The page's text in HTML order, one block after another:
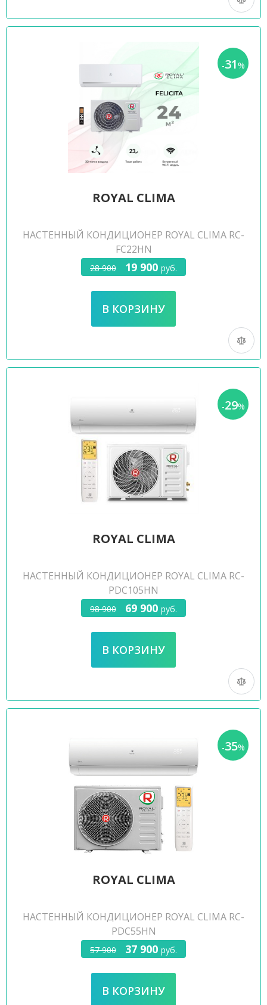
-31%
ROYAL CLIMA
НАСТЕННЫЙ КОНДИЦИОНЕР ROYAL CLIMA RC-
FC22HN
28 900 19 900 руб.
-29%
ROYAL CLIMA
НАСТЕННЫЙ КОНДИЦИОНЕР ROYAL CLIMA RC-
PDC105HN
98 900 69 900 руб.
-35%
ROYAL CLIMA
НАСТЕННЫЙ КОНДИЦИОНЕР ROYAL CLIMA RC-
PDC55HN
57 900 37 900 руб.